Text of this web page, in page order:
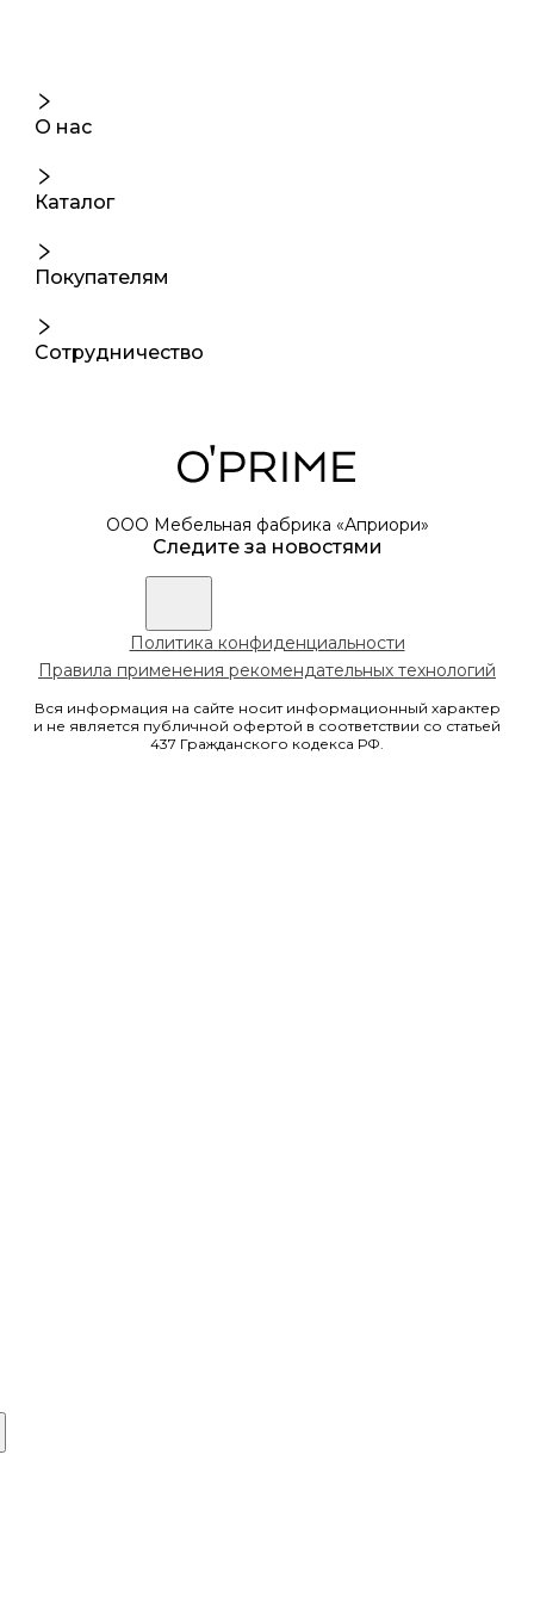
О нас
Каталог
Покупателям
Сотрудничество
ООО Мебельная фабрика «Априори»
Следите за новостями
Политика конфиденциальности
Правила применения рекомендательных технологий
Вся информация на сайте носит информационный характер
и не является публичной офертой в соответствии со статьей
437 Гражданского кодекса РФ.